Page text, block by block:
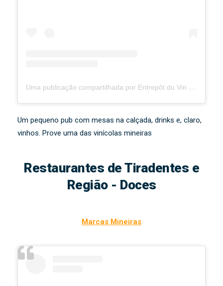
Uma publicação compartilhada por Entrepôt du Vin (@entrepotduvin)
Um pequeno pub com mesas na calçada, drinks e, claro,
vinhos. Prove uma das vinícolas mineiras
Restaurantes de Tiradentes e
Região - Doces
Marcas Mineiras